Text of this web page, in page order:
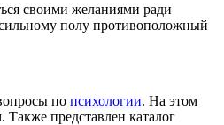
своими желаниями ради
полу противоположный
по психологии. На этом
представлен каталог